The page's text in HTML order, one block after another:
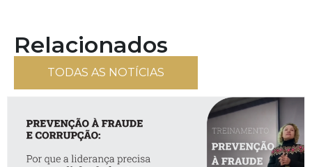
Relacionados
TODAS AS NOTÍCIAS